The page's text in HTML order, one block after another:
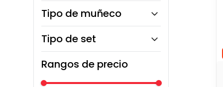
Robot
Mascota
Tipo de muñeco
Muñeca bebé
Tipo de set
Construcción
Moldeables
Rangos de precio